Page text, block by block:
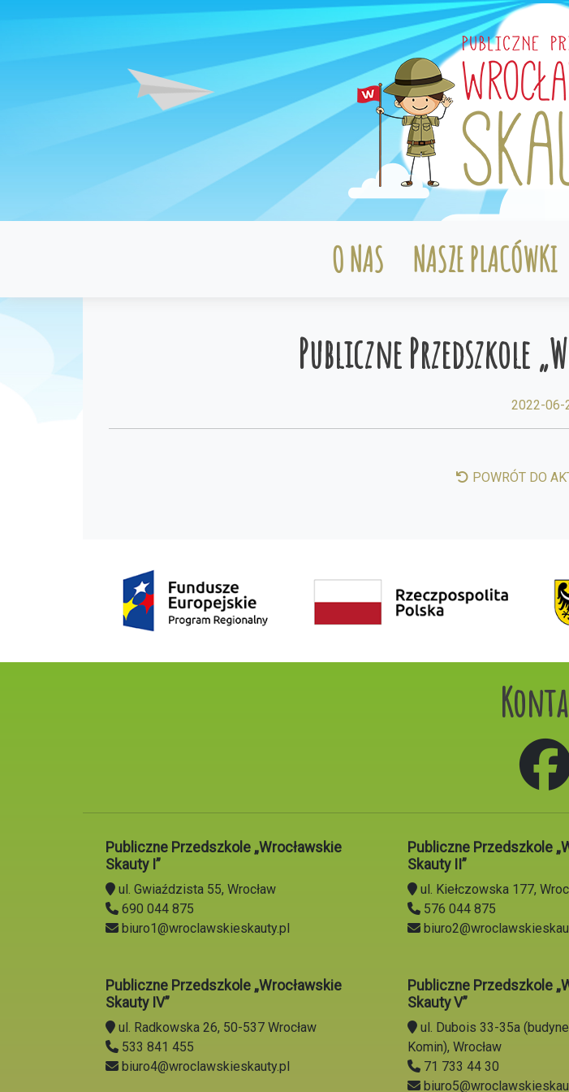
O NAS NASZE PLACÓWKI
Publiczne Przedszkole
2022-06-
POWRÓT DO
Publiczne Przedszkole „Wrocławskie
Skauty I”
ul. Gwiaździsta 55, Wrocław
690 044 875
biuro1@wroclawskieskauty.pl
Publiczne Przedszkole
Skauty II”
ul. Kiełczowska 177,
576 044 875
Publiczne Przedszkole „Wrocławskie
Skauty IV”
ul. Radkowska 26, 50-537 Wrocław
533 841 455
biuro4@wroclawskieskauty.pl
Publiczne Przedszkole
Skauty V”
ul. Dubois 33-35a
Komin), Wrocław
71 733 44 30